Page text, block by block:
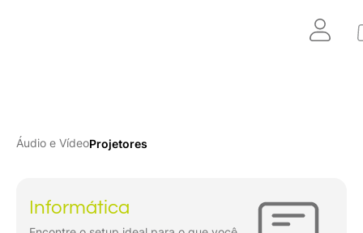
Áudio e VídeoProjetores
Informática